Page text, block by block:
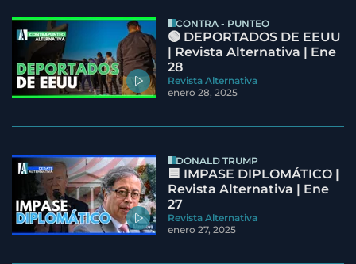
CONTRA - PUNTEO
🟢 DEPORTADOS DE EEUU
| Revista Alternativa | Ene
28
Revista Alternativa
enero 28, 2025
DONALD TRUMP
🟦 IMPASE DIPLOMÁTICO |
Revista Alternativa | Ene
27
Revista Alternativa
enero 27, 2025